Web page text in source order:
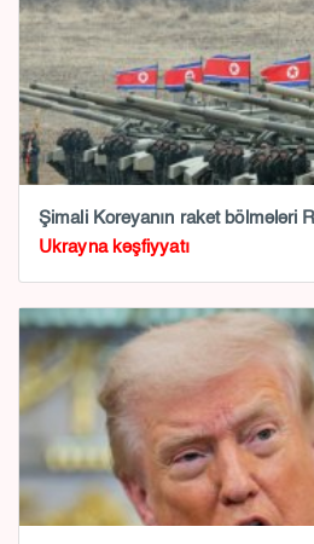
Ukrayna kəşfiyyatı